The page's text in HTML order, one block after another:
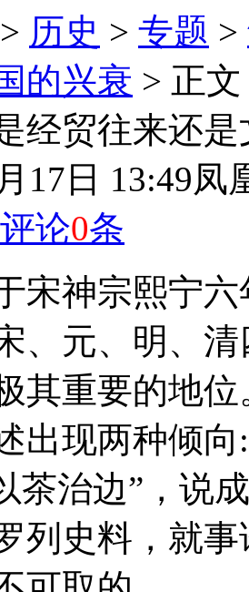
> 历史 > 专题 >
的兴衰 > 正文
经贸往来还
17日 13:49凤
论0条
宋神宗熙宁
、元、明、
其重要的地
出现两种倾
茶治边”，说
列史料，就